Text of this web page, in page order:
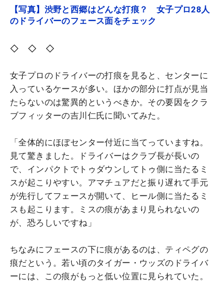
【写真】渋野と西郷はどんな打痕？ 女子プロ28人
のドライバーのフェース面をチェック
◇ ◇ ◇
女子プロのドライバーの打痕を見ると、センターに
入っているケースが多い。ほかの部分に打点が見当
たらないのは驚異的というべきか。その要因をクラ
ブフィッターの吉川仁氏に聞いてみた。
「全体的にほぼセンター付近に当てっていますね。
見て驚きました。ドライバーはクラブ長が長いの
で、インパクトでトゥダウンしてトゥ側に当たるミ
スが起こりやすい。アマチュアだと振り遅れて手元
が先行してフェースが開いて、ヒール側に当たるミ
スも起こります。ミスの痕があまり見られないの
が、恐ろしいですね」
ちなみにフェースの下に痕があるのは、ティペグの
痕だという。若い頃のタイガー・ウッズのドライバ
ーには、この痕がもっと低い位置に見られていた。